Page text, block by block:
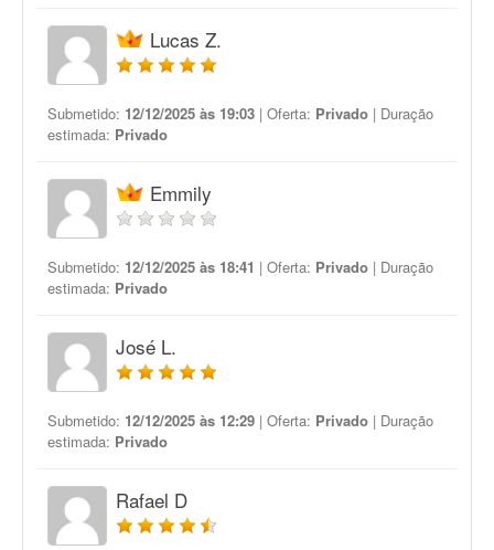
Lucas Z.
Submetido: 12/12/2025 às 19:03 | Oferta: Privado | Duração
estimada: Privado
Emmily
Submetido: 12/12/2025 às 18:41 | Oferta: Privado | Duração
estimada: Privado
José L.
Submetido: 12/12/2025 às 12:29 | Oferta: Privado | Duração
estimada: Privado
Rafael D